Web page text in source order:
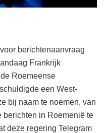
berichtenaanvraag
Frankrijk
Roemeense
een West-
bij naam te noemen, van
berichten in Roemenië te
deze regering Telegram